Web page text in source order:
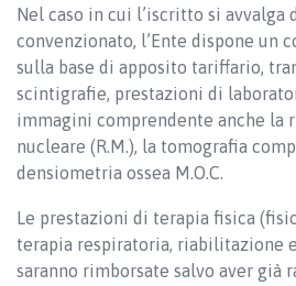
Nel caso in cui l’iscritto si avvalga
convenzionato, l’Ente dispone un
sulla base di apposito tariffario,
scintigrafie, prestazioni di
immagini comprendente anche la
nucleare (R.M.), la tomografia
densiometria ossea M.O.C.
Le prestazioni di terapia fisica
terapia respiratoria, riabilitazione
saranno rimborsate salvo aver già